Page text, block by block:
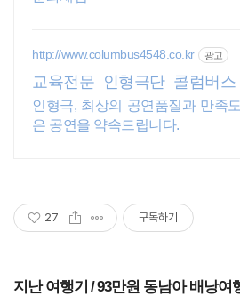
http://www.columbus4548.co.kr 광고
교육전문 인형극단 콜럼버
린이인형극 소비자만족도
인형극, 최상의 공연품질과 만족
은 공연을 약속드립니다.
27 구독하기
지난 여행기 93만원 동남아 배낭여